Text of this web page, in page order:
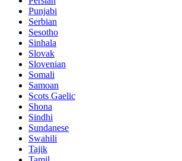
Punjabi
Serbian
Sesotho
Sinhala
Slovak
Slovenian
Somali
Samoan
Scots Gaelic
Shona
Sindhi
Sundanese
Swahili
Tajik